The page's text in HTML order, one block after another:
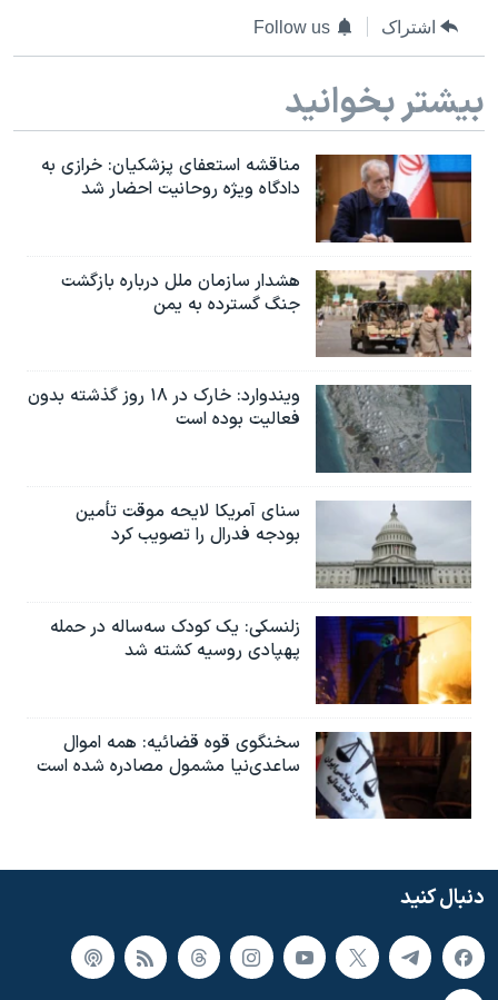
اشتراک Follow us
بیشتر بخوانید
مناقشه استعفای پزشکیان: خرازی به
دادگاه ویژه روحانیت احضار شد
هشدار سازمان ملل درباره بازگشت
جنگ گسترده به یمن
ویندوارد: خارک در ۱۸ روز گذشته بدون
فعالیت بوده است
سنای آمریکا لایحه موقت تأمین
بودجه فدرال را تصویب کرد
زلنسکی: یک کودک سه‌ساله در حمله
پهپادی روسیه کشته شد
سخنگوی قوه قضائیه: همه اموال
ساعدی‌نیا مشمول مصادره شده است
دنبال کنید